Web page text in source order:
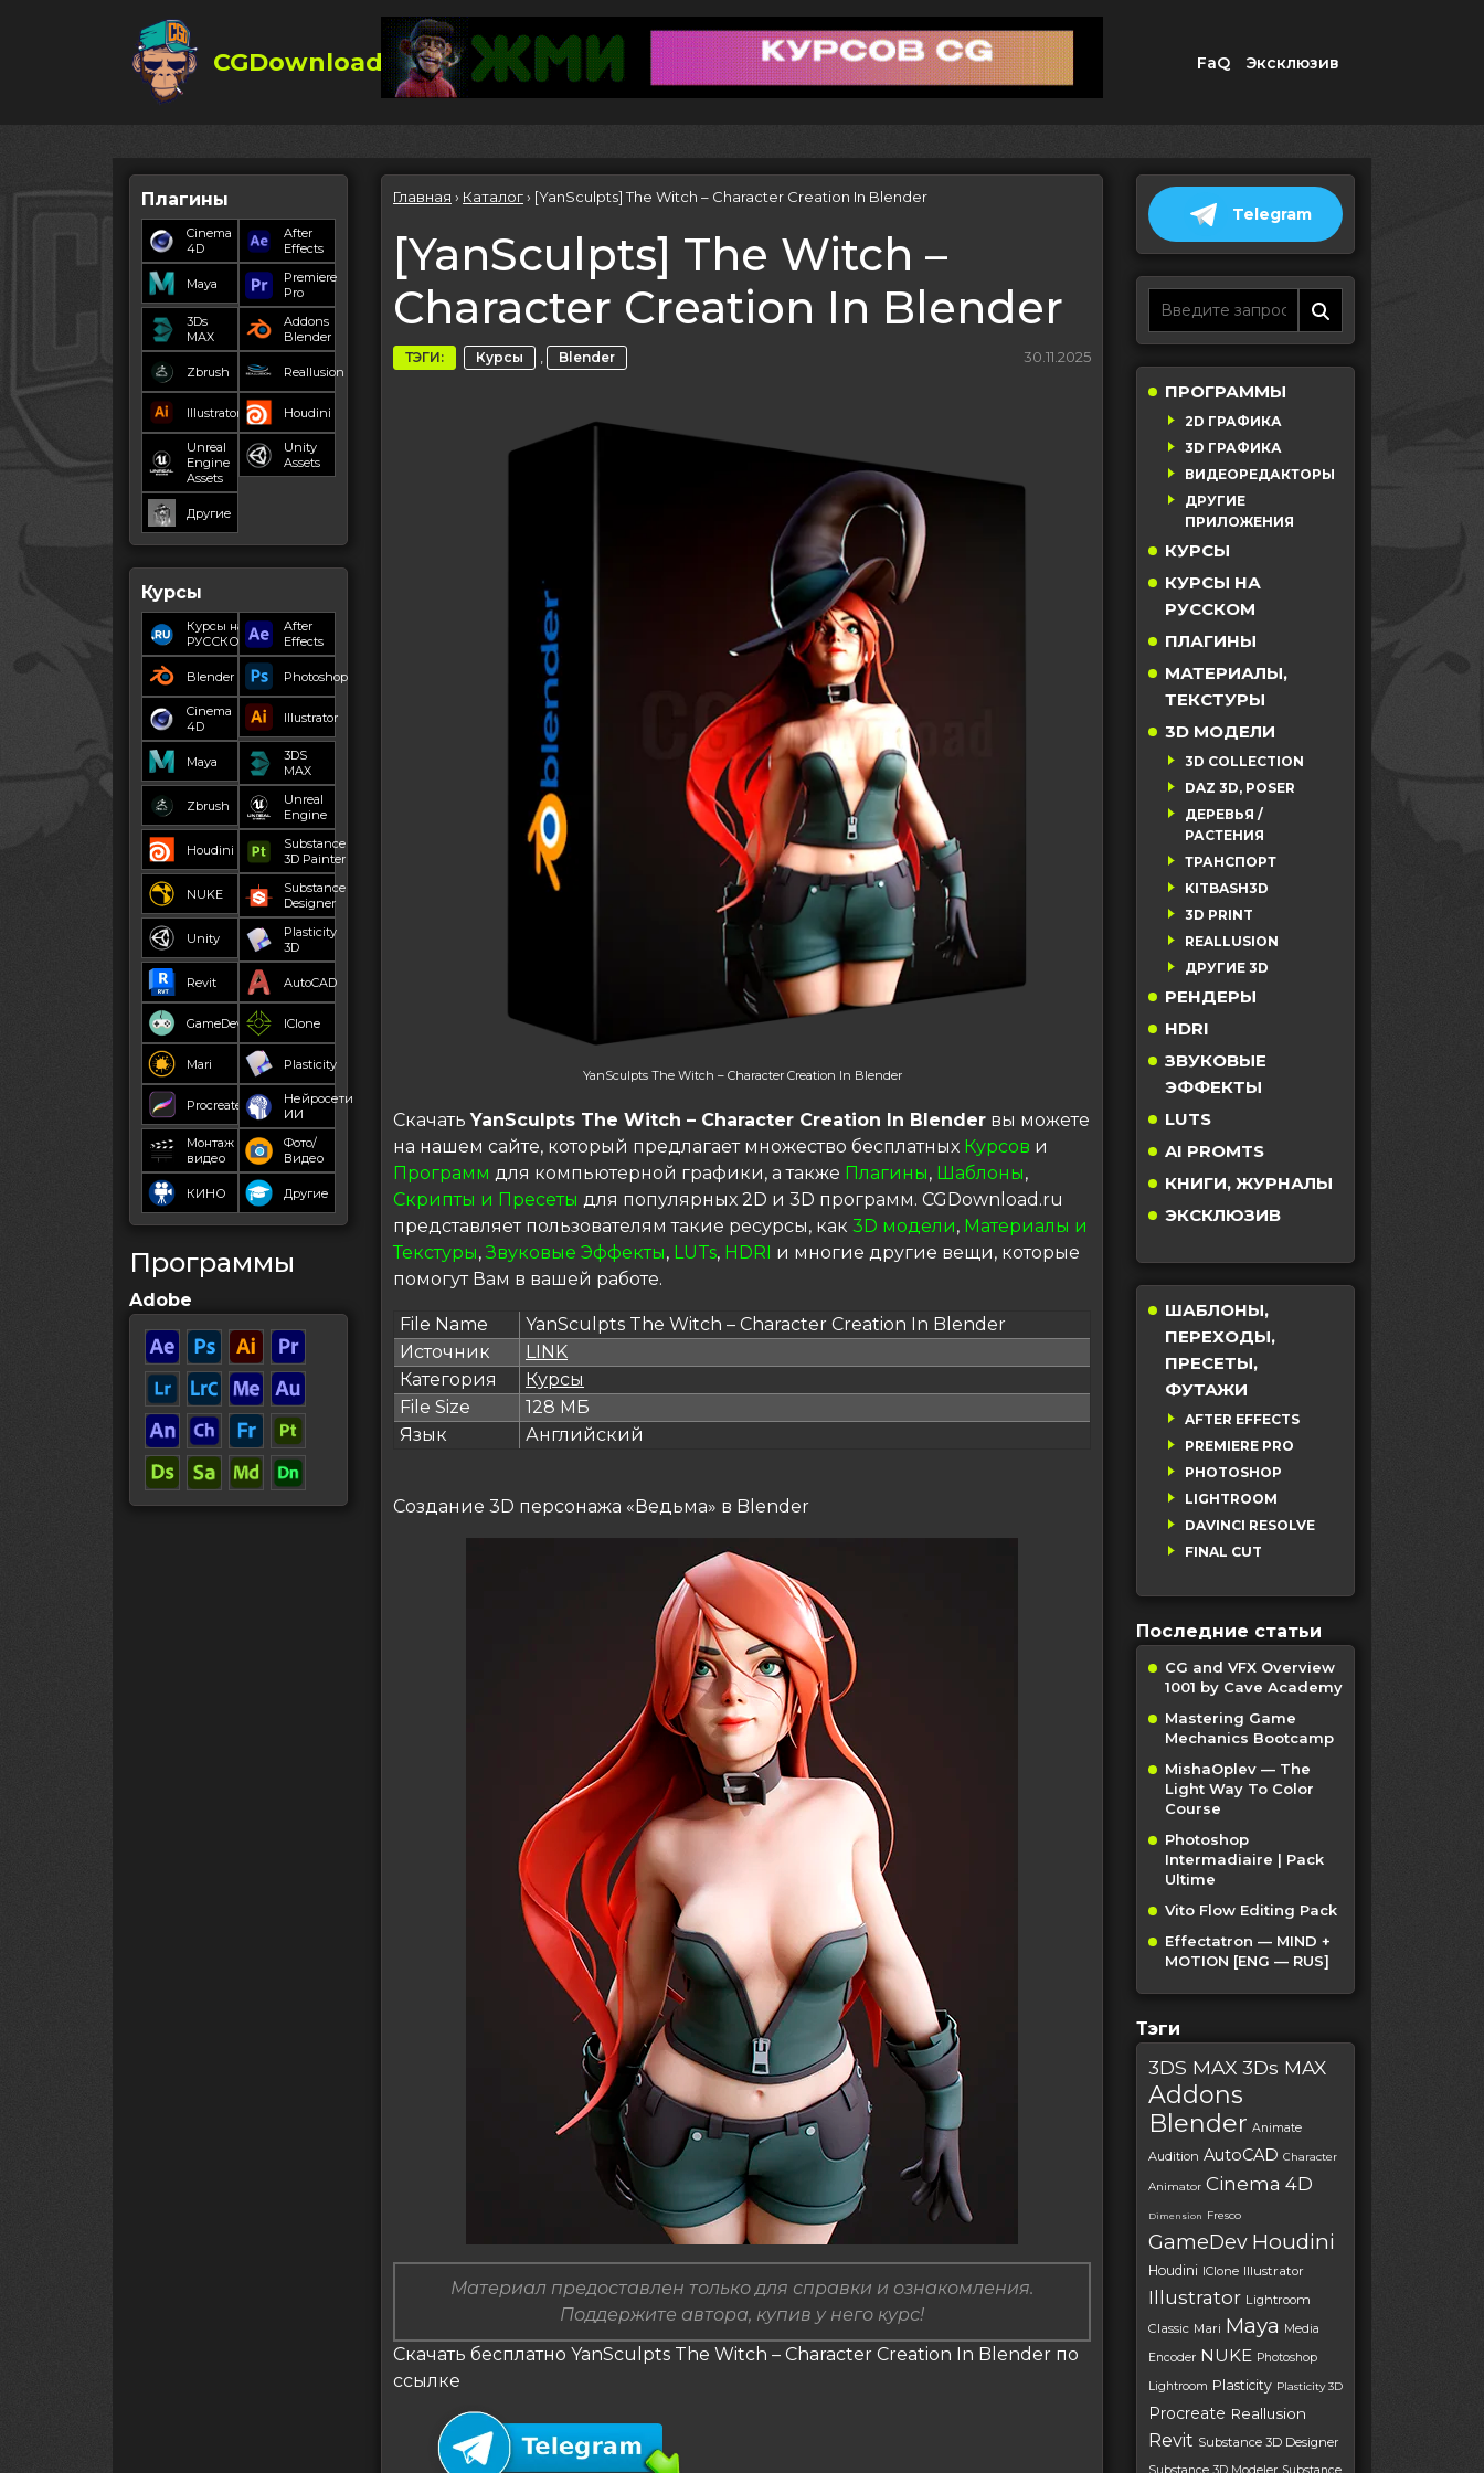
CGDownload FaQ Эксклюзив
Плагины
Cinema
4D
After
Effects
Maya
Premiere
Pro
3Ds
MAX
Addons
Blender
Zbrush Reallusion
Illustrator Houdini
Unreal
Engine
Assets
Unity
Assets
Другие
Курсы
Курсы на
РУССКОМ
After
Effects
Blender Photoshop
Cinema
4D
Illustrator
Maya
3DS
MAX
Zbrush
Unreal
Engine
Houdini
Substance
3D Painter
NUKE
Substance
Designer
Unity
Plasticity
3D
Revit AutoCAD
GameDev IClone
Mari Plasticity
Procreate
Нейросети
ИИ
Монтаж
видео
Фото/
Видео
КИНО Другие
Программы
Adobe
Главная › Каталог› [YanSculpts] The Witch – Character Creation In Blender
[YanSculpts] The Witch –
Character Creation In Blender
ТЭГИ: Курсы , Blender 30.11.2025
YanSculpts The Witch – Character Creation In Blender
Скачать YanSculpts The Witch – Character Creation In Blender вы можете
на нашем сайте, который предлагает множество бесплатных Курсов и
Программ для компьютерной графики, а также Плагины, Шаблоны,
Скрипты и Пресеты для популярных 2D и 3D программ. CGDownload.ru
представляет пользователям такие ресурсы, как 3D модели, Материалы и
Текстуры,Звуковые Эффекты, LUTs, HDRI и многие другие вещи, которые
помогут Вам в вашей работе.
File Name
YanSculpts The Witch – Character Creation In Blender
Источник
LINK
Категория
Курсы
File Size
128 МБ
Язык
Английский
Создание 3D персонажа «Ведьма» в Blender
Материал предоставлен только для справки и ознакомления.
Поддержите автора, купив у него курс!
Скачать бесплатно YanSculpts The Witch – Character Creation In Blender по
ссылке
Telegram
ПРОГРАММЫ
2D ГРАФИКА
3D ГРАФИКА
ВИДЕОРЕДАКТОРЫ
ДРУГИЕ
ПРИЛОЖЕНИЯ
КУРСЫ
КУРСЫ НА
РУССКОМ
ПЛАГИНЫ
МАТЕРИАЛЫ,
ТЕКСТУРЫ
3D МОДЕЛИ
3D COLLECTION
DAZ 3D, POSER
ДЕРЕВЬЯ /
РАСТЕНИЯ
ТРАНСПОРТ
KITBASH3D
3D PRINT
REALLUSION
ДРУГИЕ 3D
РЕНДЕРЫ
HDRI
ЗВУКОВЫЕ
ЭФФЕКТЫ
LUTS
AI PROMTS
КНИГИ, ЖУРНАЛЫ
ЭКСКЛЮЗИВ
ШАБЛОНЫ,
ПЕРЕХОДЫ,
ПРЕСЕТЫ,
ФУТАЖИ
AFTER EFFECTS
PREMIERE PRO
PHOTOSHOP
LIGHTROOM
DAVINCI RESOLVE
FINAL CUT
Последние статьи
CG and VFX Overview
1001 by Cave Academy
Mastering Game
Mechanics Bootcamp
MishaOplev — The
Light Way To Color
Course
Photoshop
Intermadiaire | Pack
Ultime
Vito Flow Editing Pack
Effectatron — MIND +
MOTION [ENG — RUS]
Тэги
3DS MAX 3Ds MAX
Addons
Blender Animate
Audition AutoCAD Character
Animator Cinema 4D
Dimension Fresco
GameDev Houdini
Houdini IClone Illustrator
Illustrator Lightroom
Classic Mari Maya
Media
Encoder NUKE Photoshop
Lightroom Plasticity Plasticity 3D
Procreate Reallusion
Revit Substance 3D Designer